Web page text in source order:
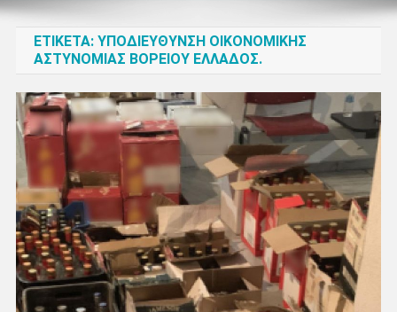
ΕΤΙΚΈΤΑ: ΥΠΟΔΙΕΎΘΥΝΣΗ ΟΙΚΟΝΟΜΙΚΉΣ
ΑΣΤΥΝΟΜΊΑΣ ΒΟΡΕΊΟΥ ΕΛΛΆΔΟΣ.